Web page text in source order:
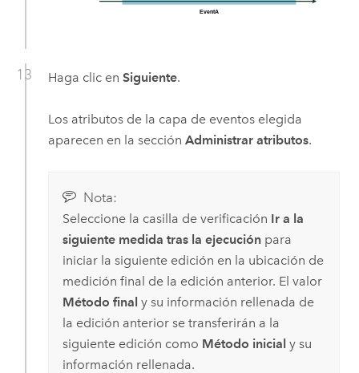
Haga clic en Siguiente.
Los atributos de la capa de eventos elegida
aparecen en la sección Administrar atributos.
Nota:
Seleccione la casilla de verificación Ir a la
siguiente medida tras la ejecuciónpara
iniciar la siguiente edición en la ubicación de
medición final de la edición anterior. El valor
Método final y su información rellenada de
la edición anterior se transferirán a la
siguiente edición como Método inicial y su
información rellenada.